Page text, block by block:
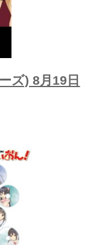
ズ) 8月19日